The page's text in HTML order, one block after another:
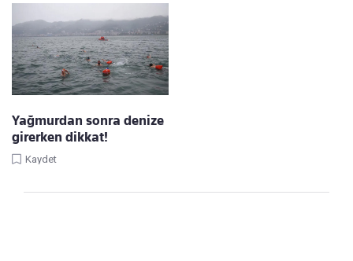
Yağmurdan sonra denize
girerken dikkat!
Kaydet